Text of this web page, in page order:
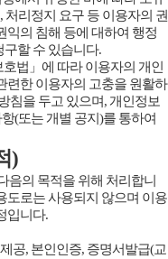
처리정지 요구 등 이용자의 권
익의 침해 등에 대하여 행정
할 수 있습니다.
법」에 따라 이용자의 개인
련한 이용자의 고충을 원활하
침을 두고 있으며, 개인정보
(또는 개별 공지)를 통하여
)
음의 목적을 위해 처리합니
도로는 사용되지 않으며 이용
입니다.
공, 본인인증, 증명서발급(교